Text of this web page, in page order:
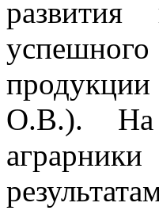
О.В.). На